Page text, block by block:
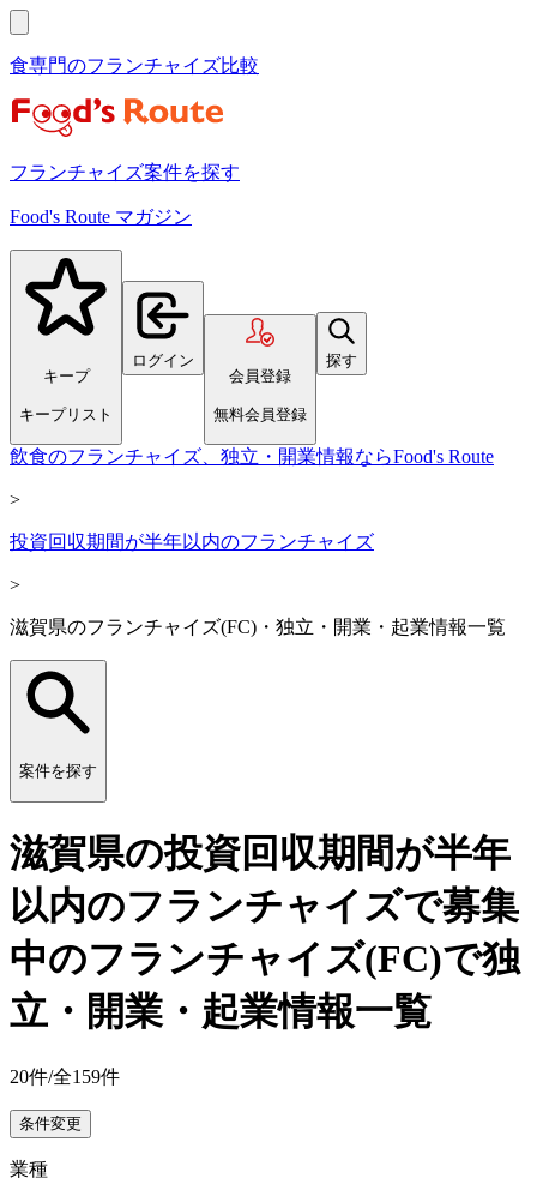
食専門のフランチャイズ比較
フランチャイズ案件を探す
Food's Route マガジン
キープ
キープリスト
ログイン
会員登録
無料会員登録
探す
飲食のフランチャイズ、独立・開業情報ならFood's Route
>
投資回収期間が半年以内のフランチャイズ
>
滋賀県のフランチャイズ(FC)・独立・開業・起業情報一覧
案件を探す
滋賀県の投資回収期間が半年
以内のフランチャイズで募集
中のフランチャイズ(FC)で独
立・開業・起業情報一覧
20件/全159件
条件変更
業種